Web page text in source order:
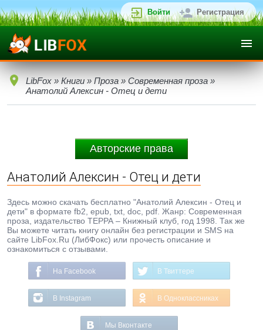
Войти Регистрация
LibFox » Книги » Проза » Современная проза »
Анатолий Алексин - Отец и дети
Авторские права
Анатолий Алексин - Отец и дети
Здесь можно скачать бесплатно "Анатолий Алексин - Отец и
дети" в формате fb2, epub, txt, doc, pdf. Жанр: Современная
проза, издательство ТЕРРА – Книжный клуб, год 1998. Так же
Вы можете читать книгу онлайн без регистрации и SMS на
сайте LibFox.Ru (ЛибФокс) или прочесть описание и
ознакомиться с отзывами.
На Facebook В Твиттере
В Instagram В Одноклассниках
Мы Вконтакте